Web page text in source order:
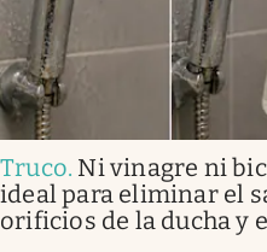
Truco. Ni vinagre ni
ideal para eliminar el
orificios de la ducha y